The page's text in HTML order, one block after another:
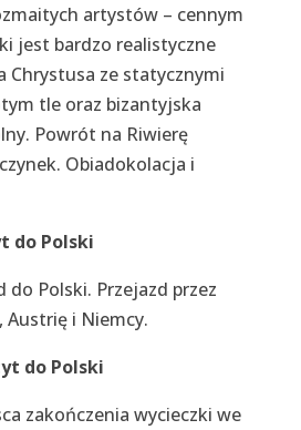
artystów – cennym
jest bardzo realistyczne
Chrystusa ze statycznymi
tle oraz bizantyjska
Powrót na Riwierę
Obiadokolacja i
do Polski
do Polski. Przejazd przez
Austrię i Niemcy.
do Polski
zakończenia wycieczki we